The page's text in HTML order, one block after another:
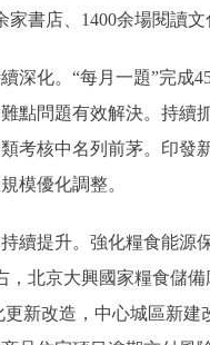
家書店、1400余場閱讀
化。“每月一題”完成
點問題有效解決。持續
類考核中名列前茅。印
模優化調整。
提升。強化糧食能源保
，北京大興國家糧食儲
更新改造，中心城區新